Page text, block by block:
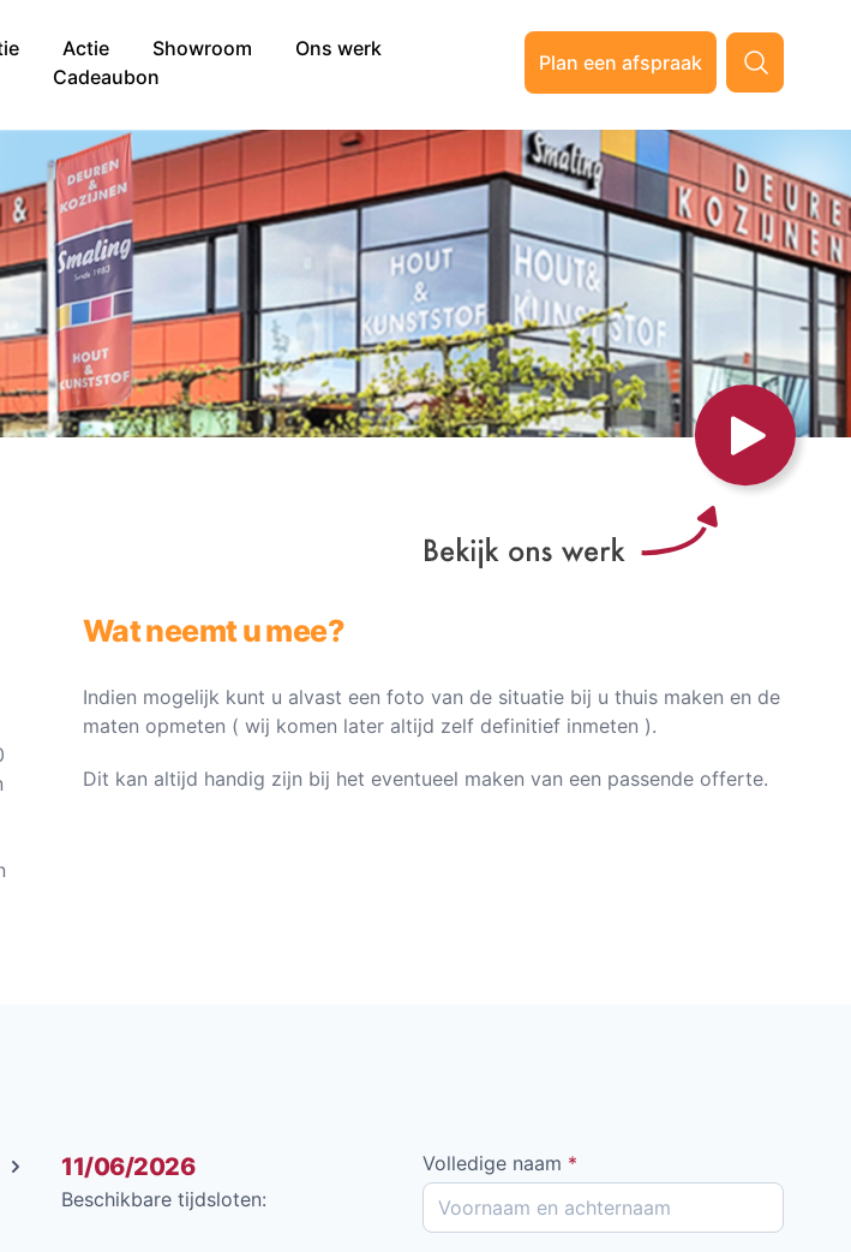
Actie Showroom
Ons werk
Cadeaubon
Plan een afspraak
Wat neemt u mee?
Indien mogelijk kunt u alvast een foto van de situatie bij u thuis maken en de
maten opmeten ( wij komen later altijd zelf definitief inmeten ).
Dit kan altijd handig zijn bij het eventueel maken van een passende offerte.
month
Next month
11/06/2026
Beschikbare tijdsloten:
Volledige naam *